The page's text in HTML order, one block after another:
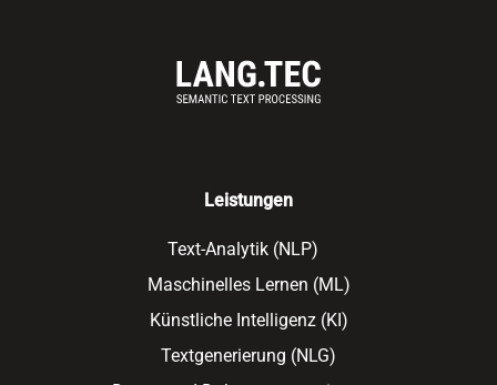
Leistungen
Text-Analytik (NLP)
Maschinelles Lernen (ML)
Künstliche Intelligenz (KI)
Textgenerierung (NLG)